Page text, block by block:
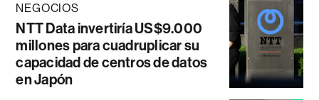
NEGOCIOS
NTT Data invertiría US$9.000
millones para cuadruplicar su
capacidad de centros de datos
en Japón